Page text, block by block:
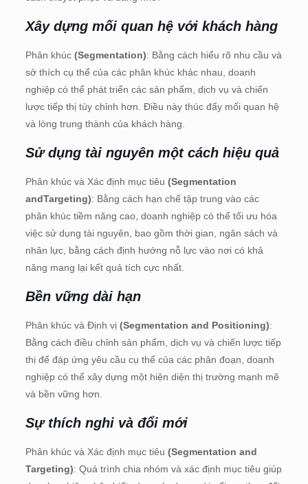
Xây dựng mối quan hệ với khách hàng
Phân khúc (Segmentation): Bằng cách hiểu rõ nhu cầu và
sở thích cụ thể của các phân khúc khác nhau, doanh
nghiệp có thể phát triển các sản phẩm, dịch vụ và chiến
lược tiếp thị tùy chỉnh hơn. Điều này thúc đẩy mối quan hệ
và lòng trung thành của khách hàng.
Sử dụng tài nguyên một cách hiệu quả
Phân khúc và Xác định mục tiêu (Segmentation
andTargeting): Bằng cách hạn chế tập trung vào các
phân khúc tiềm năng cao, doanh nghiệp có thể tối ưu hóa
việc sử dụng tài nguyên, bao gồm thời gian, ngân sách và
nhân lực, bằng cách định hướng nỗ lực vào nơi có khả
năng mang lại kết quả tích cực nhất.
Bền vững dài hạn
Phân khúc và Định vị (Segmentation and Positioning):
Bằng cách điều chỉnh sản phẩm, dịch vụ và chiến lược tiếp
thị để đáp ứng yêu cầu cụ thể của các phân đoạn, doanh
nghiệp có thể xây dựng một hiện diện thị trường mạnh mẽ
và bền vững hơn.
Sự thích nghi và đổi mới
Phân khúc và Xác định mục tiêu (Segmentation and
Targeting): Quá trình chia nhóm và xác định mục tiêu giúp